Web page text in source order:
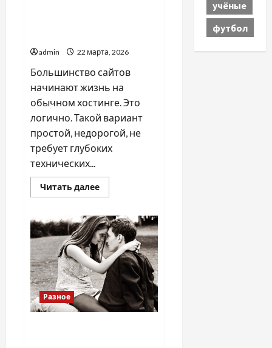
admin 22 марта, 2026
Большинство сайтов
начинают жизнь на
обычном хостинге. Это
логично. Такой вариант
простой, недорогой, не
требует глубоких
технических...
Читать далееПрочитать
больше
сайту
пора
переходить
с
хостинга
на
VPS
Разное
учёные
футбол